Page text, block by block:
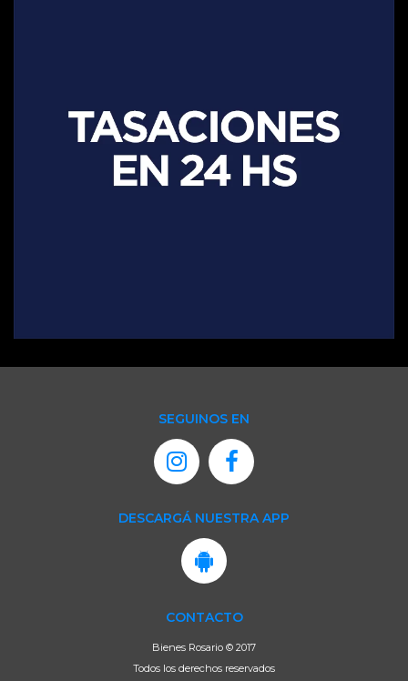
SEGUINOS EN
DESCARGÁ NUESTRA APP
CONTACTO
Bienes Rosario © 2017
Todos los derechos reservados